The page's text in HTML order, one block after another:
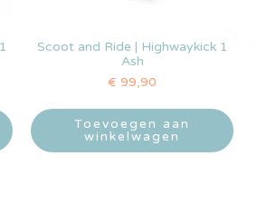
Scoot and Ride | Highwaykick 1
Ash
€ 99,90
Toevoegen aan
winkelwagen